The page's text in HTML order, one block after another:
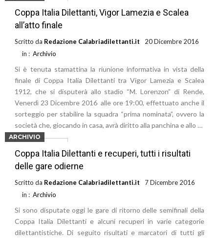
Coppa Italia Dilettanti, Vigor Lamezia e Scalea
all’atto finale
Scritto da Redazione Calabriadilettanti.it
20 Dicembre 2016
in : Archivio
Si è tenuta stamattina la riunione informativa in vista della
finale di Coppa Italia Dilettanti tra Vigor Lamezia e Scalea
1912, che si disputerà allo stadio “M. Lorenzon” di Rende,
Venerdì 23 Dicembre 2016 alle ore 19:00, effettuato anche il
sorteggio per stabilire la squadra “prima nominata”, ovvero la
società che, giocando in casa, avrà diritto alla panchina e allo …
ARCHIVIO
Coppa Italia Dilettanti e recuperi, tutti i risultati
delle gare odierne
Scritto da Redazione Calabriadilettanti.it
7 Dicembre 2016
in : Archivio
Si sono disputate oggi le gare di ritorno delle semifinali della
Coppa Italia Dilettanti e alcuni recuperi in varie categorie
dilettantistiche. Di seguito risultati e marcatori di tutti gli